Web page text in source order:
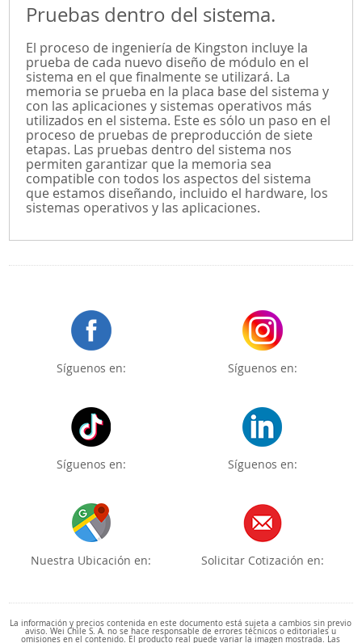
Pruebas dentro del sistema.
El proceso de ingeniería de Kingston incluye la
prueba de cada nuevo diseño de módulo en el
sistema en el que finalmente se utilizará. La
memoria se prueba en la placa base del sistema y
con las aplicaciones y sistemas operativos más
utilizados en el sistema. Este es sólo un paso en el
proceso de pruebas de preproducción de siete
etapas. Las pruebas dentro del sistema nos
permiten garantizar que la memoria sea
compatible con todos los aspectos del sistema
que estamos diseñando, incluido el hardware, los
sistemas operativos y las aplicaciones.
Síguenos en: Síguenos en:
Síguenos en: Síguenos en:
Nuestra Ubicación en: Solicitar Cotización en:
La información y precios contenida en este documento está sujeta a cambios sin previo
aviso. Wei Chile S. A. no se hace responsable de errores técnicos o editoriales u
omisiones en el contenido. El producto real puede variar la imagen mostrada. Las